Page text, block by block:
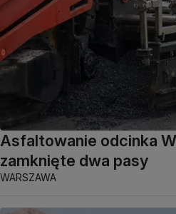
Asfaltowanie odcinka
zamknięte dwa pasy
WARSZAWA